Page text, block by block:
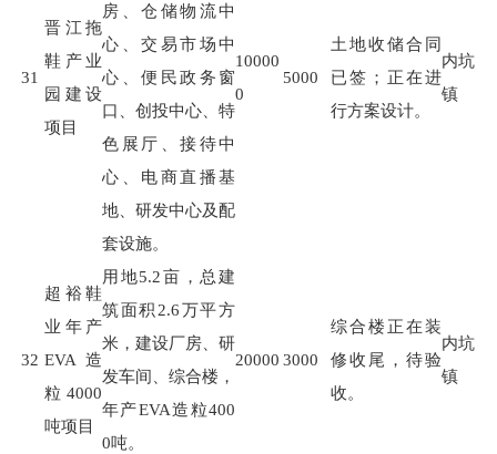
31
晋江拖
鞋产业
园建设
项目
房、仓储物流中
心、交易市场中
心、便民政务窗
口、创投中心、特
色展厅、接待中
心、电商直播基
地、研发中心及配
套设施。
10000
0
5000
土地收储合同
已签；正在进
行方案设计。
内坑
镇
32
超裕鞋
业年产
EVA造
粒4000
吨项目
用地5.2亩，总建
筑面积 2.6万平方
米，建设厂房、研
发车间、综合楼，
年产EVA造粒400
0吨。
20000 3000
综合楼正在装
修收尾，待验
收。
内坑
镇